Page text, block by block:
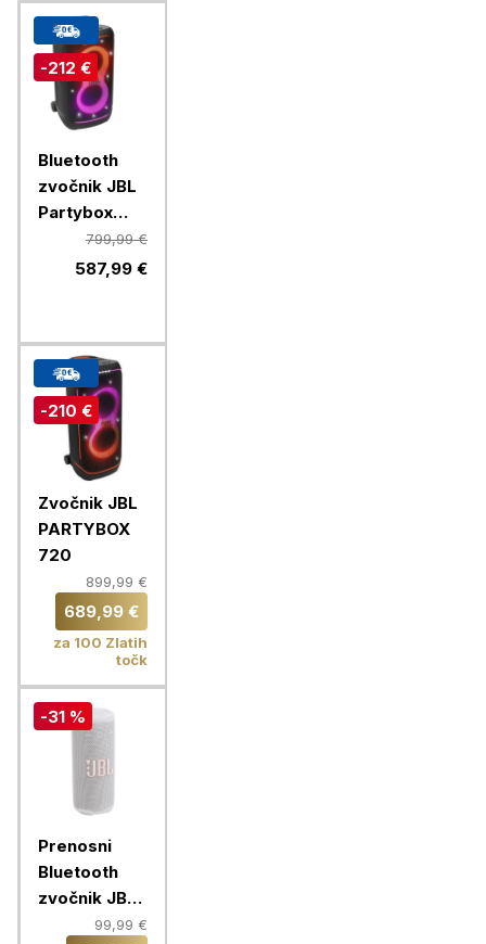
-212 €
Bluetooth
zvočnik JBL
Partybox
520, črn799,99 €
587,99 €
-210 €
Zvočnik JBL
PARTYBOX
720
899,99 €
689,99 €
za 100 Zlatih
točk
-31 %
Prenosni
Bluetooth
zvočnik JBL
Grip, white
99,99 €